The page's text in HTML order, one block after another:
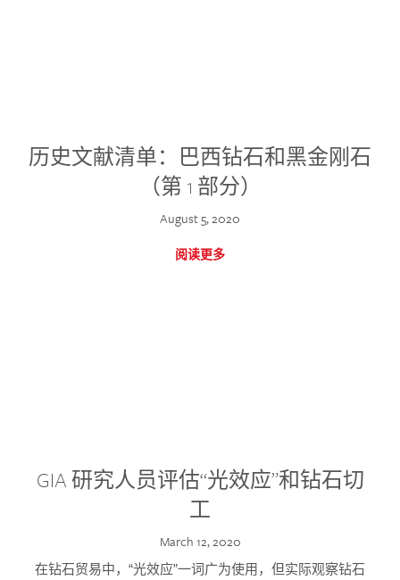
历史文献清单：巴西钻石和黑金刚石
（第 1 部分）
August 5, 2020
阅读更多
GIA 研究人员评估“光效应”和钻石切
工
March 12, 2020
在钻石贸易中，“光效应”一词广为使用，但实际观察钻石